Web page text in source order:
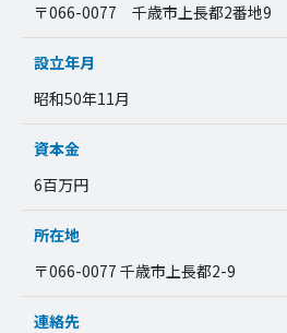
〒066-0077 千歳市上長都2番地9
設立年月
昭和50年11月
資本金
6百万円
所在地
〒066-0077 千歳市上長都2-9
連絡先